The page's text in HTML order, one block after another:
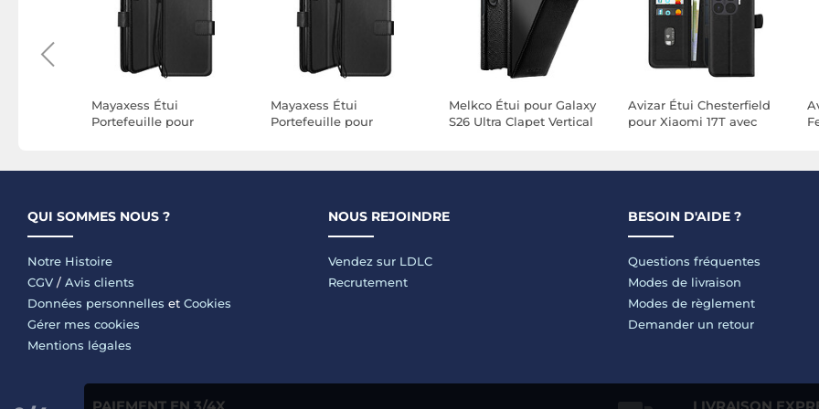
Mayaxess Étui
Portefeuille pour
Mayaxess Étui
Portefeuille pour
Melkco Étui pour Galaxy
S26 Ultra Clapet Vertical
Avizar Étui Chesterfield
pour Xiaomi 17T avec
QUI SOMMES NOUS ?
Notre Histoire
CGV / Avis clients
Données personnelles et Cookies
Gérer mes cookies
Mentions légales
NOUS REJOINDRE
Vendez sur LDLC
Recrutement
BESOIN D'AIDE ?
Questions fréquentes
Modes de livraison
Modes de règlement
Demander un retour